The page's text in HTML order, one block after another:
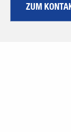
ZUM